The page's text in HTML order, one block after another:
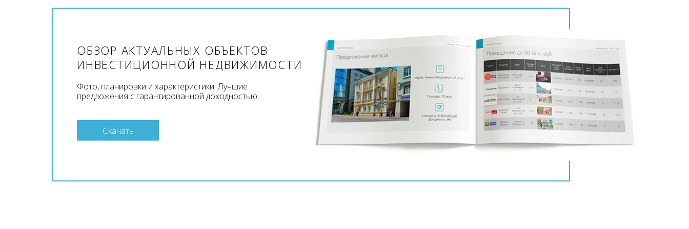
ОБЗОР АКТУАЛЬНЫХ ОБЪЕКТОВ
ИНВЕСТИЦИОННОЙ НЕДВИЖИМОСТИ
Фото, планировки и характеристики. Лучшие
предложения с гарантированной доходностью.
Скачать